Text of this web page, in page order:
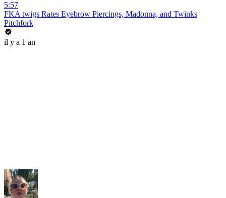
5:57
FKA twigs Rates Eyebrow Piercings, Madonna, and Twinks
Pitchfork
il y a 1 an